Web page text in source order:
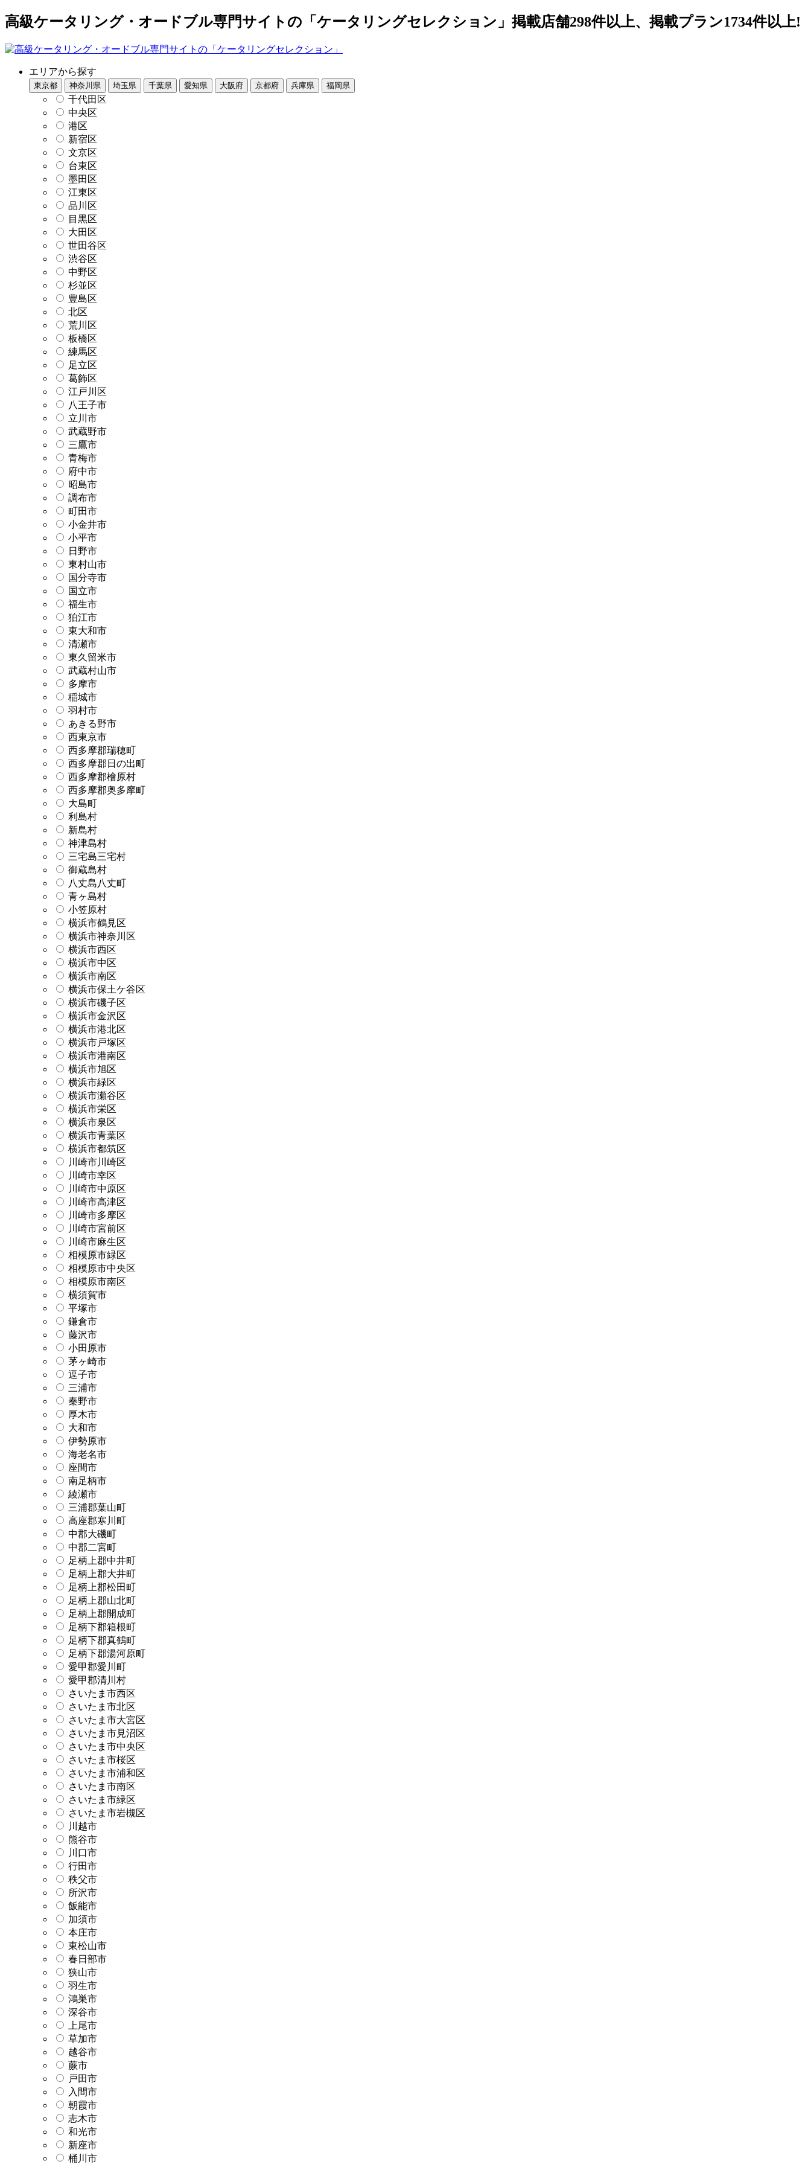
高級ケータリング・オードブル専門サイトの「ケータリングセレクション」掲載店舗298件以上、掲載プラン1734件以上!
エリアから探す
東京都 神奈川県 埼玉県 千葉県 愛知県 大阪府 京都府 兵庫県 福岡県
千代田区
中央区
港区
新宿区
文京区
台東区
墨田区
江東区
品川区
目黒区
大田区
世田谷区
渋谷区
中野区
杉並区
豊島区
北区
荒川区
板橋区
練馬区
足立区
葛飾区
江戸川区
八王子市
立川市
武蔵野市
三鷹市
青梅市
府中市
昭島市
調布市
町田市
小金井市
小平市
日野市
東村山市
国分寺市
国立市
福生市
狛江市
東大和市
清瀬市
東久留米市
武蔵村山市
多摩市
稲城市
羽村市
あきる野市
西東京市
西多摩郡瑞穂町
西多摩郡日の出町
西多摩郡檜原村
西多摩郡奥多摩町
大島町
利島村
新島村
神津島村
三宅島三宅村
御蔵島村
八丈島八丈町
青ヶ島村
小笠原村
横浜市鶴見区
横浜市神奈川区
横浜市西区
横浜市中区
横浜市南区
横浜市保土ケ谷区
横浜市磯子区
横浜市金沢区
横浜市港北区
横浜市戸塚区
横浜市港南区
横浜市旭区
横浜市緑区
横浜市瀬谷区
横浜市栄区
横浜市泉区
横浜市青葉区
横浜市都筑区
川崎市川崎区
川崎市幸区
川崎市中原区
川崎市高津区
川崎市多摩区
川崎市宮前区
川崎市麻生区
相模原市緑区
相模原市中央区
相模原市南区
横須賀市
平塚市
鎌倉市
藤沢市
小田原市
茅ヶ崎市
逗子市
三浦市
秦野市
厚木市
大和市
伊勢原市
海老名市
座間市
南足柄市
綾瀬市
三浦郡葉山町
高座郡寒川町
中郡大磯町
中郡二宮町
足柄上郡中井町
足柄上郡大井町
足柄上郡松田町
足柄上郡山北町
足柄上郡開成町
足柄下郡箱根町
足柄下郡真鶴町
足柄下郡湯河原町
愛甲郡愛川町
愛甲郡清川村
さいたま市西区
さいたま市北区
さいたま市大宮区
さいたま市見沼区
さいたま市中央区
さいたま市桜区
さいたま市浦和区
さいたま市南区
さいたま市緑区
さいたま市岩槻区
川越市
熊谷市
川口市
行田市
秩父市
所沢市
飯能市
加須市
本庄市
東松山市
春日部市
狭山市
羽生市
鴻巣市
深谷市
上尾市
草加市
越谷市
蕨市
戸田市
入間市
朝霞市
志木市
和光市
新座市
桶川市